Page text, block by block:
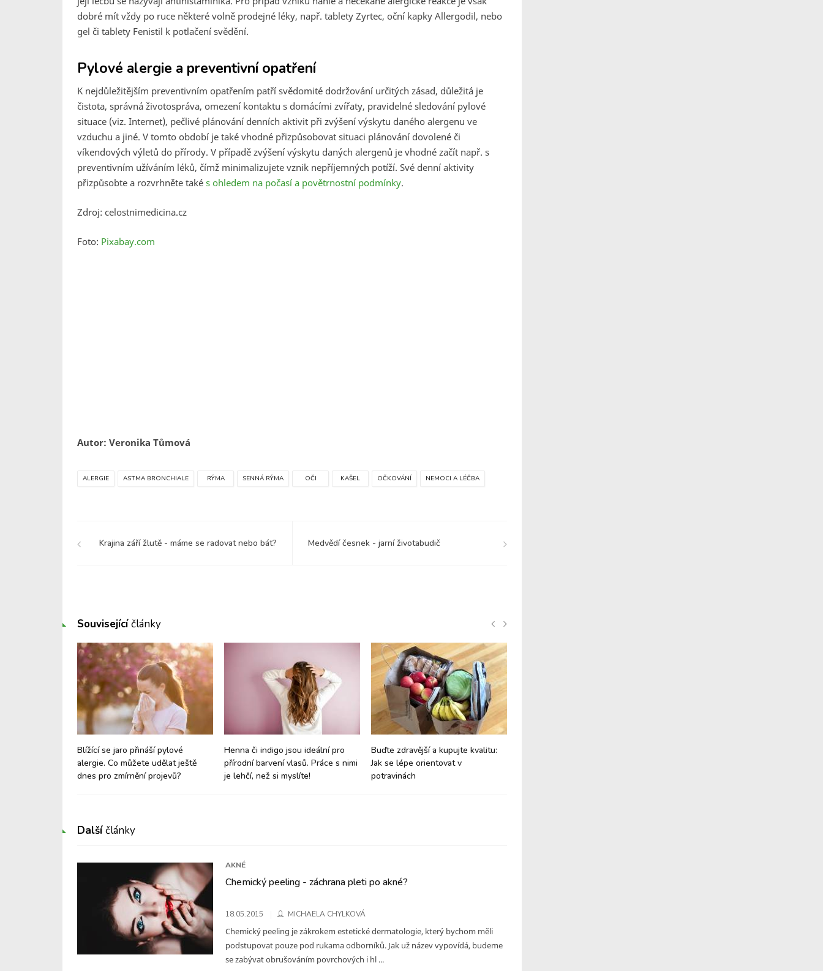
dobré mít vždy po ruce některé volně prodejné léky, např. tablety Zyrtec, oční kapky Allergodil, nebo
gel či tablety Fenistil k potlačení svědění.
Pylové alergie a preventivní opatření
K nejdůležitějším preventivním opatřením patří svědomité dodržování určitých zásad, důležitá je
čistota, správná životospráva, omezení kontaktu s domácími zvířaty, pravidelné sledování pylové
situace (viz. Internet), pečlivé plánování denních aktivit při zvýšení výskytu daného alergenu ve
vzduchu a jiné. V tomto období je také vhodné přizpůsobovat situaci plánování dovolené či
víkendových výletů do přírody. V případě zvýšení výskytu daných alergenů je vhodné začít např. s
preventivním užíváním léků, čímž minimalizujete vznik nepříjemných potíží. Své denní aktivity
přizpůsobte a rozvrhněte také s ohledem na počasí a povětrnostní podmínky.
Zdroj: celostnimedicina.cz
Foto: Pixabay.com
Autor: Veronika Tůmová
ALERGIE ASTMA BRONCHIALE RÝMA SENNÁ RÝMA OČI KAŠEL OČKOVÁNÍ NEMOCI A LÉČBA
Krajina září žlutě - máme se radovat nebo bát? Medvědí česnek - jarní životabudič
Souvisejícíčlánky
Blížící se jaro přináší pylové
alergie. Co můžete udělat ještě
dnes pro zmírnění projevů?
Henna či indigo jsou ideální pro
přírodní barvení vlasů. Práce s nimi
je lehčí, než si myslíte!
Buďte zdravější a kupujte kvalitu:
Jak se lépe orientovat v
potravinách
Dalšíčlánky
AKNÉ
Chemický peeling - záchrana pleti po akné?
18.05.2015 MICHAELA CHYLKOVÁ
Chemický peeling je zákrokem estetické dermatologie, který bychom měli
podstupovat pouze pod rukama odborníků. Jak už název vypovídá, budeme
se zabývat obrušováním povrchových i hl ...